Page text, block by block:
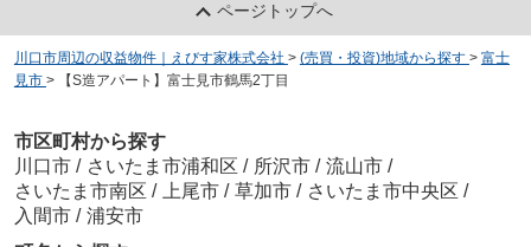
ページトップへ
川口市周辺の収益物件｜えびす家株式会社 > (売買・投資)地域から探す > 富士
見市 > 【S造アパート】富士見市鶴馬2丁目
市区町村から探す
川口市 / さいたま市浦和区 / 所沢市 / 流山市 /
さいたま市南区 / 上尾市 / 草加市 / さいたま市中央区 /
入間市 / 浦安市